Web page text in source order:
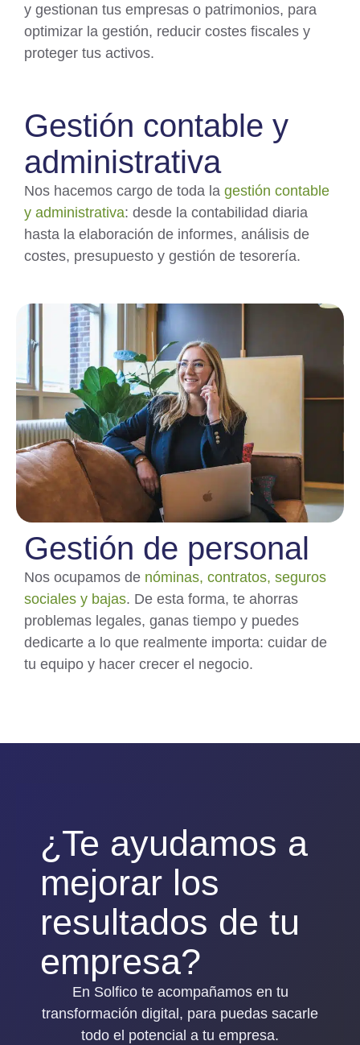
y gestionan tus empresas o patrimonios, para
optimizar la gestión, reducir costes fiscales y
proteger tus activos.
Gestión contable y
administrativa
Nos hacemos cargo de toda la gestión contable
y administrativa: desde la contabilidad diaria
hasta la elaboración de informes, análisis de
costes, presupuesto y gestión de tesorería.
Gestión de personal
Nos ocupamos de nóminas, contratos, seguros
sociales y bajas. De esta forma, te ahorras
problemas legales, ganas tiempo y puedes
dedicarte a lo que realmente importa: cuidar de
tu equipo y hacer crecer el negocio.
¿Te ayudamos a
mejorar los
resultados de tu
empresa?
En Solfico te acompañamos en tu
transformación digital, para puedas sacarle
todo el potencial a tu empresa.